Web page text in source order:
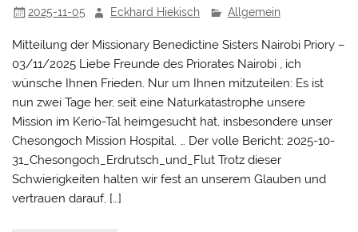
2025-11-05 Eckhard Hiekisch Allgemein
Mitteilung der Missionary Benedictine Sisters Nairobi Priory –
03/11/2025 Liebe Freunde des Priorates Nairobi , ich
wünsche Ihnen Frieden. Nur um Ihnen mitzuteilen: Es ist
nun zwei Tage her, seit eine Naturkatastrophe unsere
Mission im Kerio-Tal heimgesucht hat, insbesondere unser
Chesongoch Mission Hospital. … Der volle Bericht: 2025-10-
31_Chesongoch_Erdrutsch_und_Flut Trotz dieser
Schwierigkeiten halten wir fest an unserem Glauben und
vertrauen darauf, […]